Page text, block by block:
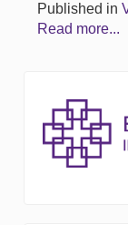
Published in
Read more...